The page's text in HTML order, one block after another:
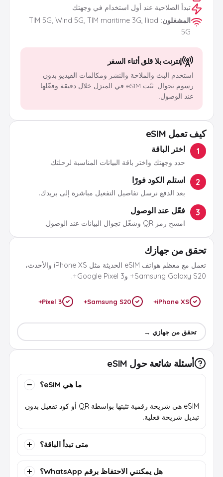
تبدأ الصلاحية عند أول استخدام في وجهتك
المشغلون:
TIM 5G, Wind 5G, TIM maritime 3G, Iliad
5G
إنترنت بلا قلق أثناء السفر
استخدم البث والملاحة والنشر ومكالمات الفيديو بدون
رسوم تجوال. ثبّت eSIM في المنزل خلال دقيقة وفعّلها
عند الوصول.
كيف تعمل eSIM
1 اختر الباقة
حدد وجهتك واختر باقة البيانات المناسبة لرحلتك.
2 استلم الكود فورًا
بعد الدفع نرسل تفاصيل التفعيل مباشرة إلى بريدك.
3 فعّل عند الوصول
امسح رمز QR وشغّل تجوال البيانات عند الوصول.
تحقق من جهازك
تعمل مع معظم هواتف eSIM الحديثة مثل iPhone XS والأحدث،
Samsung Galaxy S20+ وGoogle Pixel 3+.
iPhone XS+
Samsung S20+
Pixel 3+
تحقق من جهازي →
أسئلة شائعة حول eSIM
ما هي eSIM؟
eSIM هي شريحة رقمية تثبتها بواسطة QR أو كود تفعيل بدون
تبديل شريحة فعلية.
متى تبدأ الباقة؟
هل يمكنني الاحتفاظ برقم WhatsApp؟